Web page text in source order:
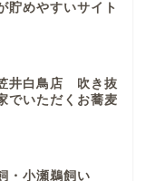
貯めやすいサイト
井白鳥店 吹き抜
でいただくお蕎麦
・小瀬鵜飼い
とは。
事と写真
報につい
岐阜地域